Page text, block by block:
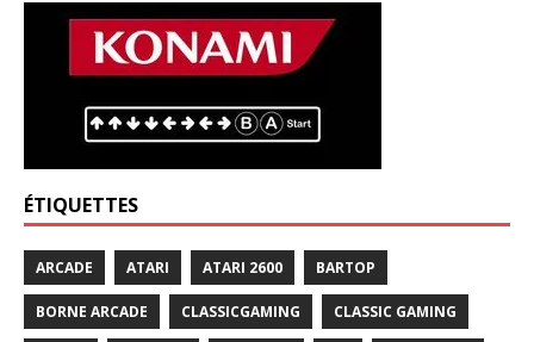
ÉTIQUETTES
ARCADE ATARI ATARI 2600 BARTOP
BORNE ARCADE CLASSICGAMING CLASSIC GAMING